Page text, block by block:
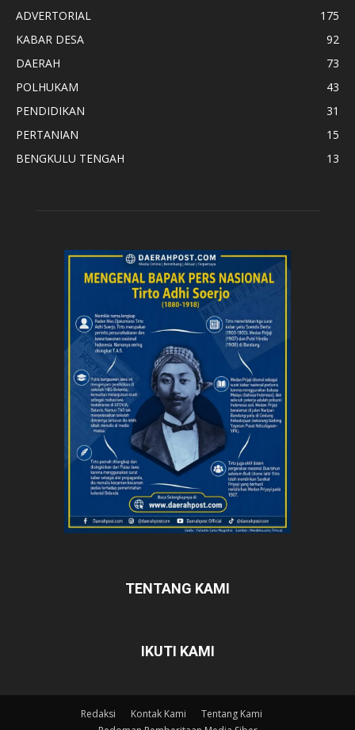
ADVERTORIAL
175
KABAR DESA
92
DAERAH
73
POLHUKAM
43
PENDIDIKAN
31
PERTANIAN
15
BENGKULU TENGAH
13
TENTANG KAMI
IKUTI KAMI
Redaksi Kontak Kami
Tentang Kami